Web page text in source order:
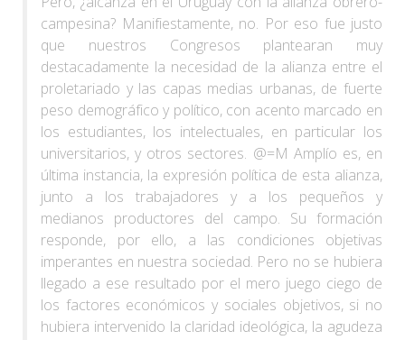
campesina? Manifiestamente, no. Por eso fue justo
que nuestros Congresos plantearan muy
destacadamente la necesidad de la alianza entre el
proletariado y las capas medias urbanas, de fuerte
peso demográfico y político, con acento marcado en
los estudiantes, los intelectuales, en particular los
universitarios, y otros sectores. @=M Amplío es, en
última instancia, la expresión política de esta alianza,
junto a los trabajadores y a los pequeños y
medianos productores del campo. Su formación
responde, por ello, a las condiciones objetivas
imperantes en nuestra sociedad. Pero no se hubiera
llegado a ese resultado por el mero juego ciego de
los factores económicos y sociales objetivos, si no
hubiera intervenido la claridad ideológica, la agudeza